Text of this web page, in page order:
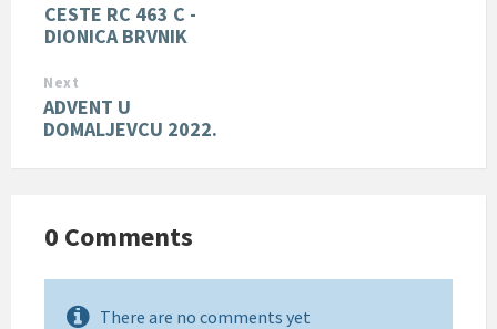
CESTE RC 463 C -
DIONICA BRVNIK
Next
ADVENT U
DOMALJEVCU 2022.
0 Comments
There are no comments yet